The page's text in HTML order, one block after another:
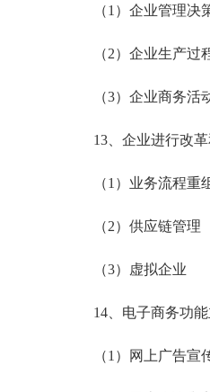
（1）企业管理决策
（2）企业生产过程
（3）企业商务活
13、企业进行改革
（1）业务流程重
（2）供应链管理
（3）虚拟企业
14、电子商务功能
（1）网上广告宣